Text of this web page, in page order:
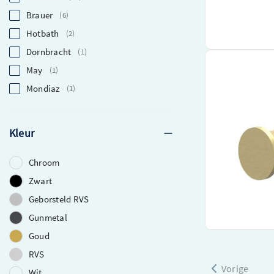
Brauer 6
Hotbath 2
Dornbracht 1
May 1
Mondiaz 1
Kleur
Chroom
Zwart
Geborsteld RVS
Gunmetal
Goud
RVS
Gemaakt van
Eenvoudige
€ 34,00
Vorige